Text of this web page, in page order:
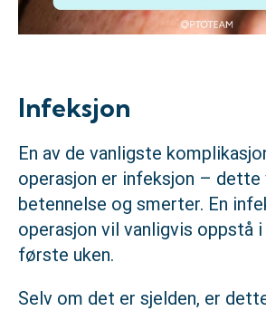
Infeksjon
En av de vanligste
operasjon er infeksjon – dette
betennelse og smerter. En
operasjon vil vanligvis oppstå
første uken.
Selv om det er sjelden, er